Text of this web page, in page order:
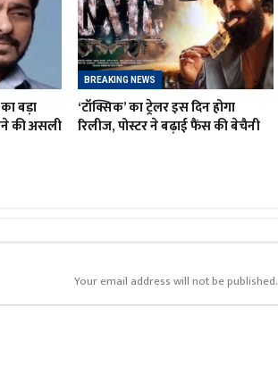
बड़ा
की असली
BREAKING NEWS
‘टॉक्सिक’ का ट्रेलर इस दिन होगा
रिलीज, पोस्टर ने बढ़ाई फैंस की बेचैनी
Your email address will not be published.